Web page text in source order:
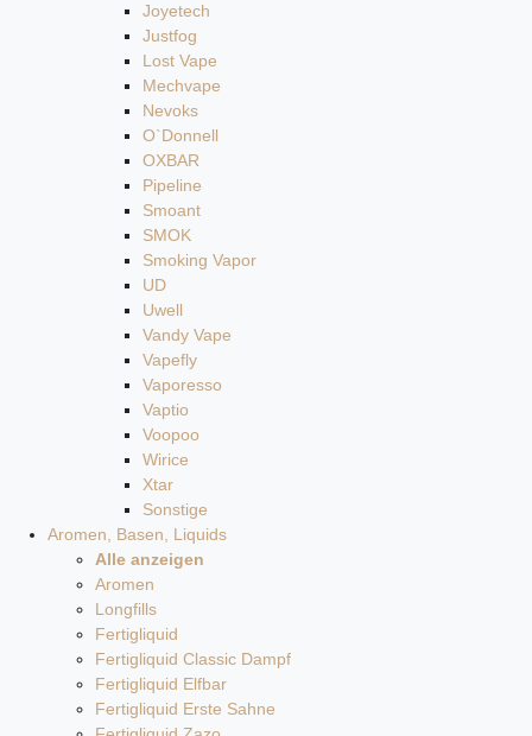
Joyetech
Justfog
Lost Vape
Mechvape
Nevoks
O`Donnell
OXBAR
Pipeline
Smoant
SMOK
Smoking Vapor
UD
Uwell
Vandy Vape
Vapefly
Vaporesso
Vaptio
Voopoo
Wirice
Xtar
Sonstige
Aromen, Basen, Liquids
Alle anzeigen
Aromen
Longfills
Fertigliquid
Fertigliquid Classic Dampf
Fertigliquid Elfbar
Fertigliquid Erste Sahne